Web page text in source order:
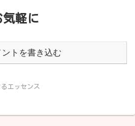
軽に
ントを書き込む
エッセンス